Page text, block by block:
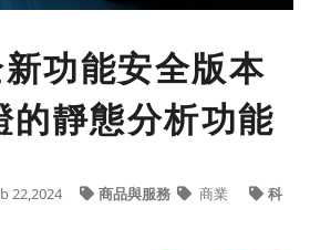
功能安全版本
的靜態分析功能
22,2024 商品與服務 商業 科